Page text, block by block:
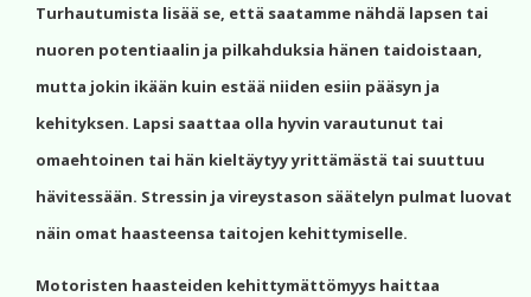
Turhautumista lisää se, että saatamme nähdä lapsen tai
nuoren potentiaalin ja pilkahduksia hänen taidoistaan,
mutta jokin ikään kuin estää niiden esiin pääsyn ja
kehityksen. Lapsi saattaa olla hyvin varautunut tai
omaehtoinen tai hän kieltäytyy yrittämästä tai suuttuu
hävitessään. Stressin ja vireystason säätelyn pulmat luovat
näin omat haasteensa taitojen kehittymiselle.
Motoristen haasteiden kehittymättömyys haittaa